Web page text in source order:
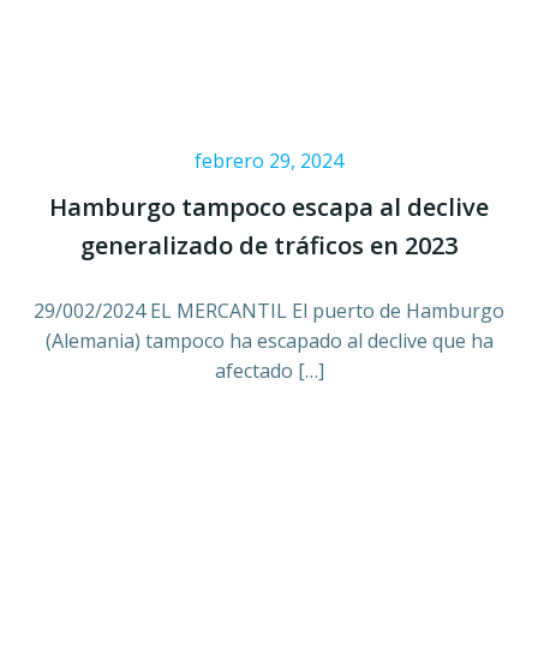
febrero 29, 2024
Hamburgo tampoco escapa al declive
generalizado de tráficos en 2023
29/002/2024 EL MERCANTIL El puerto de Hamburgo
(Alemania) tampoco ha escapado al declive que ha
afectado […]